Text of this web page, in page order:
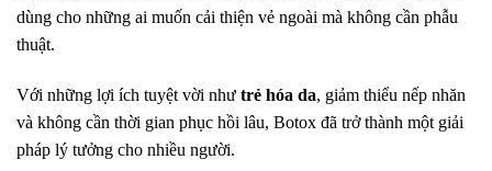
dùng cho những ai muốn cải thiện vẻ ngoài mà không cần phẫu
thuật.
Với những lợi ích tuyệt vời như trẻ hóa da, giảm thiểu nếp nhăn
và không cần thời gian phục hồi lâu, Botox đã trở thành một giải
pháp lý tưởng cho nhiều người.